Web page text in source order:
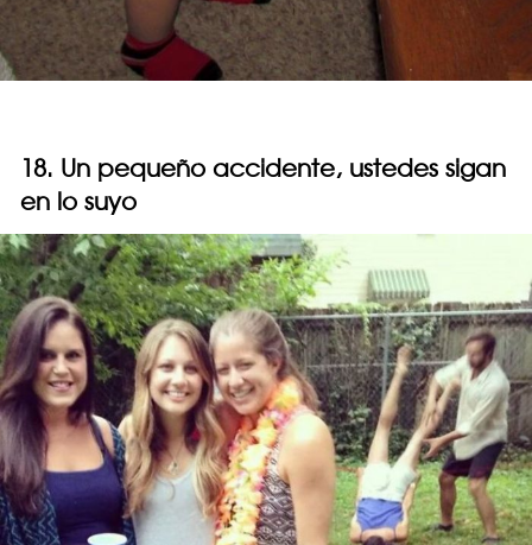
18. Un pequeño accidente, ustedes sigan
en lo suyo